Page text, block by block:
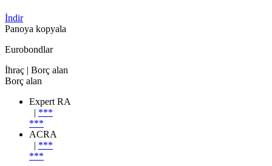
İndir
Panoya kopyala
Eurobondlar
İhraç | Borç alan
Borç alan
Expert RA
| ***
***
ACRA
| ***
***